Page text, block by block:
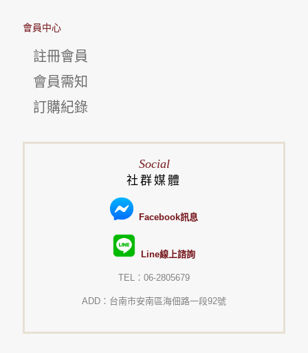
會員中心
註冊會員
會員需知
訂購紀錄
Social
社群媒體
Facebook訊息
Line線上諮詢
TEL：06-2805679
ADD：台南市安南區海佃路一段92號